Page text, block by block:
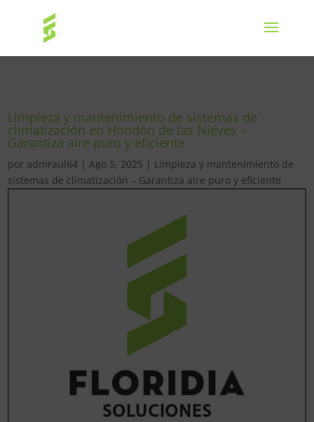
Limpieza y mantenimiento de sistemas de
climatización en Hondón de las Nieves –
Garantiza aire puro y eficiente
por admraul64 |Ago 5, 2025 | Limpieza y mantenimiento de
sistemas de climatización – Garantiza aire puro y eficiente